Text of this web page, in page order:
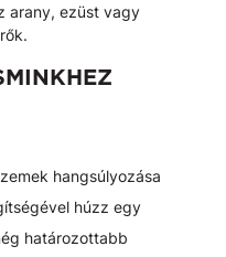
arany, ezüst vagy
hangsúlyozása
húzz egy
határozottabb